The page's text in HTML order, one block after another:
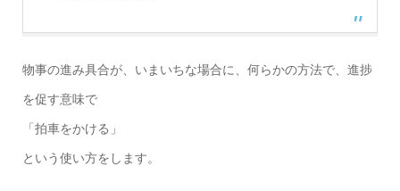
物事の進み具合が、いまいちな場合に、何らかの方法で、進捗
を促す意味で
「拍車をかける」
という使い方をします。